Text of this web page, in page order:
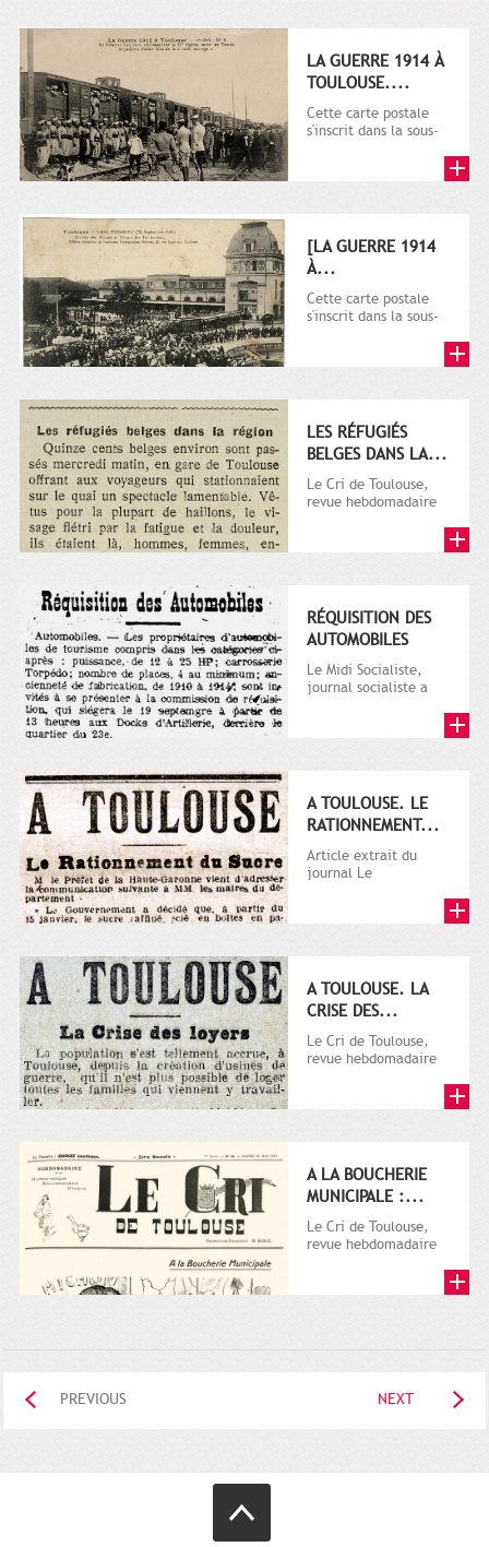
LA GUERRE 1914 À
TOULOUSE....
Cette carte postale
s'inscrit dans la sous-
plusieurs milliers de...
[LA GUERRE 1914
À...
Cette carte postale
s'inscrit dans la sous-
plusieurs milliers de...
LES RÉFUGIÉS
BELGES DANS LA...
Le Cri de Toulouse,
revue hebdomadaire
puis...
RÉQUISITION DES
AUTOMOBILES
Le Midi Socialiste,
journal socialiste a
A TOULOUSE. LE
RATIONNEMENT...
Article extrait du
journal Le
A TOULOUSE. LA
CRISE DES...
Le Cri de Toulouse,
revue hebdomadaire
A LA BOUCHERIE
MUNICIPALE :...
Le Cri de Toulouse,
revue hebdomadaire
PREVIOUS NEXT